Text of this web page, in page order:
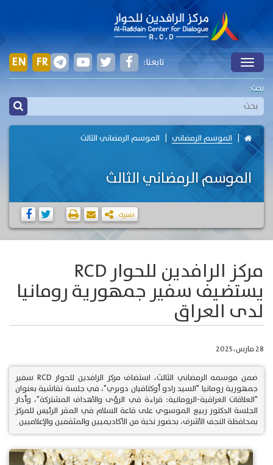
Toggle
EN FR تابعنا:
بحث:
الموسم الرمضاني الموسم الرمضاني الثالث
الموسم الرمضاني الثالث
اشترك
مركز الرافدين للحوار RCD
يستضيف سفير جمهورية رومانيا
لدى العراق
28 مارس، 2025
ضمن موسمه الرمضاني الثالث، استضاف مركز الرافدين للحوار RCD سفير
جمهورية رومانيا "السيد رادو أوكتافيان دوبري"، في جلسة نقاشية بعنوان
"العلاقات العراقية-الرومانية: قراءة في الرؤى والأهداف المشتركة"، وأدار
الجلسة الدكتور ربيع الموسوي على قاعة السلام في المقر الرئيس للمركز
بمحافظة النجف الأشرف، بحضور نخبة من الأكاديميين والمثقفين والإعلاميين